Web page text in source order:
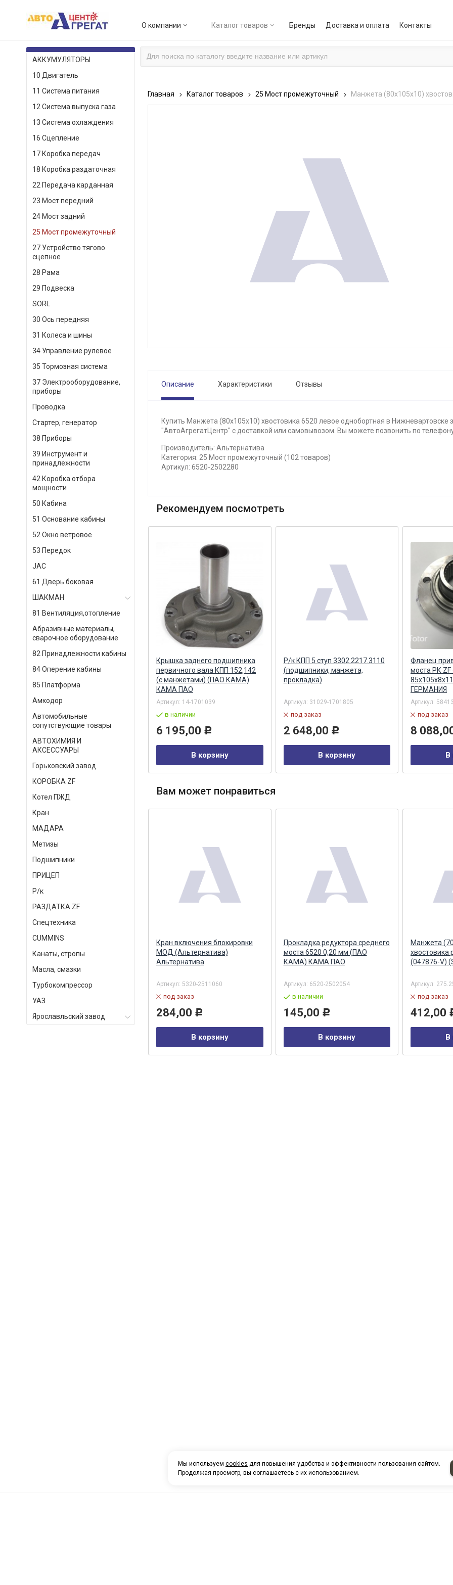
О компании Каталог товаров Бренды Доставка и оплата Контакты
КАТАЛОГ ТОВАРОВ
АККУМУЛЯТОРЫ
10 Двигатель
11 Система питания
12 Система выпуска газа
13 Система охлаждения
16 Сцепление
17 Коробка передач
18 Коробка раздаточная
22 Передача карданная
23 Мост передний
24 Мост задний
25 Мост промежуточный
27 Устройство тягово
сцепное
28 Рама
29 Подвеска
SORL
30 Ось передняя
31 Колеса и шины
34 Управление рулевое
35 Тормозная система
37 Электрооборудование,
приборы
Проводка
Стартер, генератор
38 Приборы
39 Инструмент и
принадлежности
42 Коробка отбора
мощности
50 Кабина
51 Основание кабины
52 Окно ветровое
53 Передок
JAC
61 Дверь боковая
ШАКМАН
81 Вентиляция,отопление
Абразивные материалы,
сварочное оборудование
82 Принадлежности кабины
84 Оперение кабины
85 Платформа
Амкодор
Автомобильные
сопутствующие товары
АВТОХИМИЯ И
АКСЕССУАРЫ
Горьковский завод
КОРОБКА ZF
Котел ПЖД
Кран
МАДАРА
Метизы
Подшипники
ПРИЦЕП
Р/к
РАЗДАТКА ZF
Спецтехника
СUMMINS
Канаты, стропы
Масла, смазки
Турбокомпрессор
УАЗ
Ярославльский завод
Главная Каталог товаров 25 Мост промежуточный Манжета (80х105х10)
Описание Характеристики Отзывы
Купить Манжета (80х105х10) хвостовика 6520 левое однобортная в Нижневартовске
"АвтоАгрегатЦентр" с доставкой или самовывозом. Вы можете позвонить по
Производитель: Альтернатива
Категория: 25 Мост промежуточный (102 товаров)
Артикул: 6520-2502280
Рекомендуем посмотреть
Крышка корпуса с манжетами в
сборе Альтернатива
Артикул:4310-3401720
под заказ
158,00 Р
В корзину
Крышка заднего подшипника
первичного вала КПП 152,142
(с манжетами) (ПАО КАМА)
КАМА ПАО
Артикул: 14-1701039
в наличии
6 195,00 Р
В корзину
Р/к КПП 5 ступ 3302.2217.3110
(подшипники, манжета,
прокладка)
Артикул: 31029-1701805
под заказ
2 648,00 Р
В корзину
Фланец
моста РК
ГЕРМАНИЯ
Артикул:
под заказ
8
В
Вам может понравиться
Фланец ведущий раздаточной
коробки 65111 (два пыльника)
MEGAPOWER
Артикул:250-12-002
под заказ
3 279,00 Р
Кран включения блокировки
МОД (Альтернатива)
Альтернатива
Артикул: 5320-2511060
под заказ
284,00 Р
В корзину
Прокладка редуктора среднего
моста 6520 0,20 мм (ПАО
КАМА) КАМА ПАО
Артикул: 6520-2502054
в наличии
145,00 Р
В корзину
Манжета
хвостовика
(047876-V)
Артикул:
под заказ
412,00
В
Мы используем cookies для повышения удобства и эффективности пользования сайтом.
Продолжая просмотр, вы соглашаетесь с их использованием.